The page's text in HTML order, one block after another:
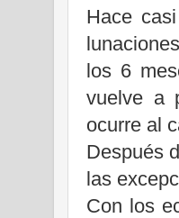
Hace
los 6
vuelve a
ocurre al
Después
las
Con los